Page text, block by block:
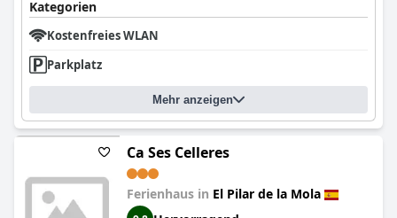
Kategorien
Kostenfreies WLAN
Parkplatz
Mehr anzeigen
Ca Ses Celleres
Ferienhaus in El Pilar de la Mola